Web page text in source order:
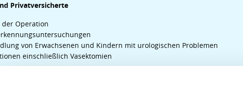
Privatversicherte
Operation
von Erwachsenen und Kindern mit urologischen Problemen
einschließlich Vasektomien